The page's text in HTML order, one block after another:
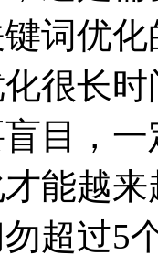
词优
很长
目，
能越
超过5